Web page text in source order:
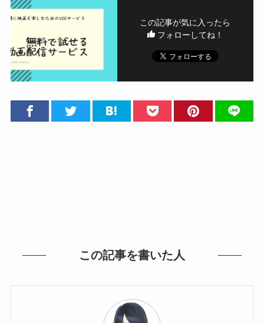
この記事が気に入ったら
フォローしてね！
この記事を書いた人